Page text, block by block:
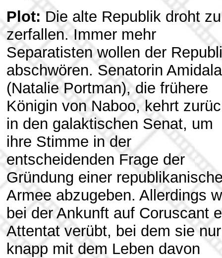
Plot: Die alte Republik droht zu
zerfallen. Immer mehr
Separatisten wollen der
abschwören. Senatorin Amidala
(Natalie Portman), die frühere
Königin von Naboo, kehrt
in den galaktischen Senat, um
ihre Stimme in der
entscheidenden Frage der
Gründung einer
Armee abzugeben. Allerdings
bei der Ankunft auf Coruscant
Attentat verübt, bei dem sie nur
knapp mit dem Leben davon